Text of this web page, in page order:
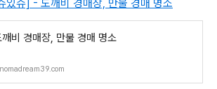
슈] - 도깨비 경매장, 만물 경매 명소
깨비 경매장, 만물 경매 명소